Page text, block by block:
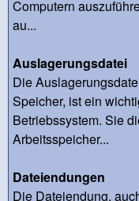
Computern
au...
Auslagerungsdatei
Die
Speicher, ist ein
Betriebssystem. Sie
Arbeitsspeicher...
Dateiendungen
Die Dateiendung,